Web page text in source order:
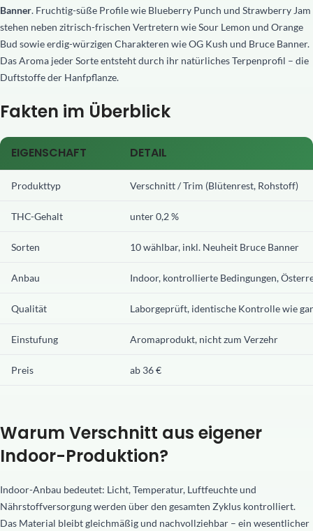
Banner. Fruchtig-süße Profile wie Blueberry Punch und Strawberry Jam
stehen neben zitrisch-frischen Vertretern wie Sour Lemon und Orange
Bud sowie erdig-würzigen Charakteren wie OG Kush und Bruce Banner.
Das Aroma jeder Sorte entsteht durch ihr natürliches Terpenprofil – die
Duftstoffe der Hanfpflanze.
Fakten im Überblick
EIGENSCHAFT DETAIL
Produkttyp Verschnitt / Trim (Blütenrest, Rohstoff)
THC-Gehalt unter 0,2 %
Sorten 10 wählbar, inkl. Neuheit Bruce Banner
Anbau Indoor, kontrollierte Bedingungen,
Qualität Laborgeprüft, identische Kontrolle wie
Einstufung Aromaprodukt, nicht zum Verzehr
Preis ab 36 €
Warum Verschnitt aus eigener
Indoor-Produktion?
Indoor-Anbau bedeutet: Licht, Temperatur, Luftfeuchte und
Nährstoffversorgung werden über den gesamten Zyklus kontrolliert.
Das Material bleibt gleichmäßig und nachvollziehbar – ein wesentlicher